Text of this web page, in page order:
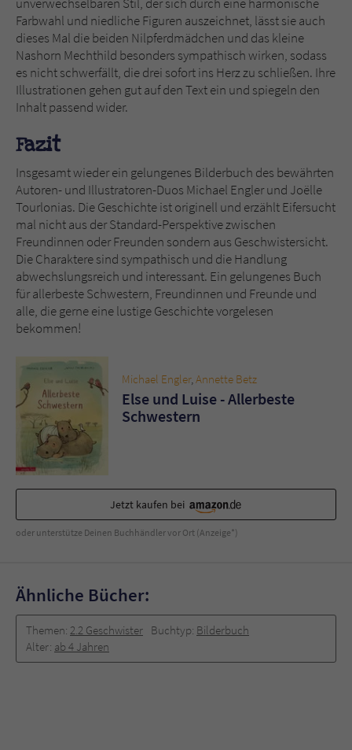
Farbwahl und niedliche Figuren auszeichnet, lässt sie auch
dieses Mal die beiden Nilpferdmädchen und das kleine
Nashorn Mechthild besonders sympathisch wirken, sodass
es nicht schwerfällt, die drei sofort ins Herz zu schließen. Ihre
Illustrationen gehen gut auf den Text ein und spiegeln den
Inhalt passend wider.
Fazit
Insgesamt wieder ein gelungenes Bilderbuch des bewährten
Autoren- und Illustratoren-Duos Michael Engler und Joëlle
Tourlonias. Die Geschichte ist originell und erzählt Eifersucht
mal nicht aus der Standard-Perspektive zwischen
Freundinnen oder Freunden sondern aus Geschwistersicht.
Die Charaktere sind sympathisch und die Handlung
abwechslungsreich und interessant. Ein gelungenes Buch
für allerbeste Schwestern, Freundinnen und Freunde und
alle, die gerne eine lustige Geschichte vorgelesen
bekommen!
Michael Engler,Annette Betz
Else und Luise - Allerbeste
Schwestern
Jetzt kaufen bei
oder unterstütze Deinen Buchhändler vor Ort (Anzeige*)
Ähnliche Bücher:
Themen: 2.2 Geschwister Buchtyp: Bilderbuch
Alter: ab 4 Jahren